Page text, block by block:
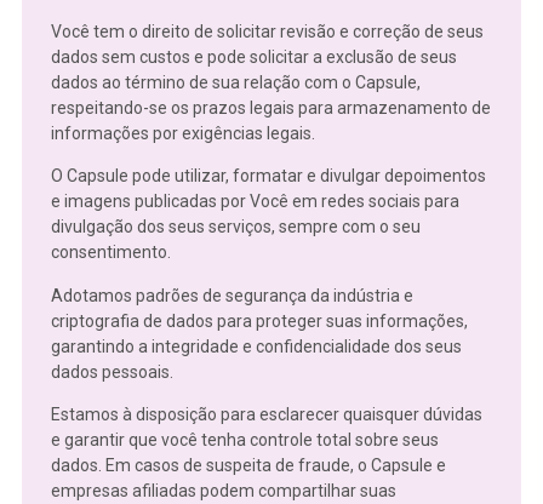
Você tem o direito de solicitar revisão e correção de seus
dados sem custos e pode solicitar a exclusão de seus
dados ao término de sua relação com o Capsule,
respeitando-se os prazos legais para armazenamento de
informações por exigências legais.
O Capsule pode utilizar, formatar e divulgar depoimentos
e imagens publicadas por Você em redes sociais para
divulgação dos seus serviços, sempre com o seu
consentimento.
Adotamos padrões de segurança da indústria e
criptografia de dados para proteger suas informações,
garantindo a integridade e confidencialidade dos seus
dados pessoais.
Estamos à disposição para esclarecer quaisquer dúvidas
e garantir que você tenha controle total sobre seus
dados. Em casos de suspeita de fraude, o Capsule e
empresas afiliadas podem compartilhar suas